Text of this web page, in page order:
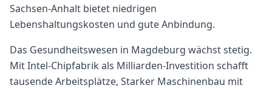
Sachsen-Anhalt bietet niedrigen
Lebenshaltungskosten und gute Anbindung.
Das Gesundheitswesen in Magdeburg wächst stetig.
Mit Intel-Chipfabrik als Milliarden-Investition schafft
tausende Arbeitsplätze, Starker Maschinenbau mit